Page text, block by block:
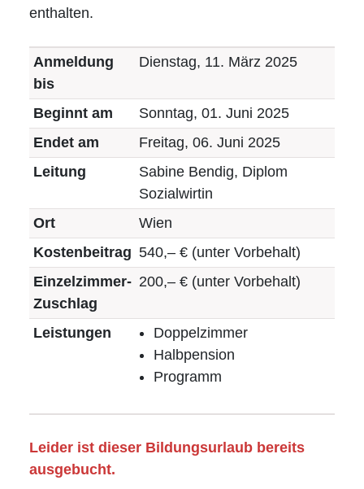
enthalten.
Anmeldung
bis
Dienstag, 11. März 2025
Beginnt am
Sonntag, 01. Juni 2025
Endet am
Freitag, 06. Juni 2025
Leitung
Sabine Bendig, Diplom
Sozialwirtin
Ort
Wien
Kostenbeitrag 540,– € (unter Vorbehalt)
Einzelzimmer-
Zuschlag
200,– € (unter Vorbehalt)
Leistungen
Doppelzimmer
Halbpension
Programm
Leider ist dieser Bildungsurlaub bereits
ausgebucht.